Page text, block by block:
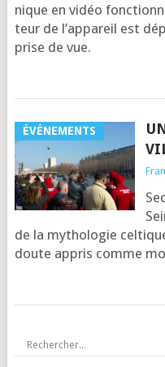
nique en vidéo
teur de l’ap­pa­reil est
prise de vue.
ÉVÉNEMENTS
de la mytho­lo­gie
doute appris comme